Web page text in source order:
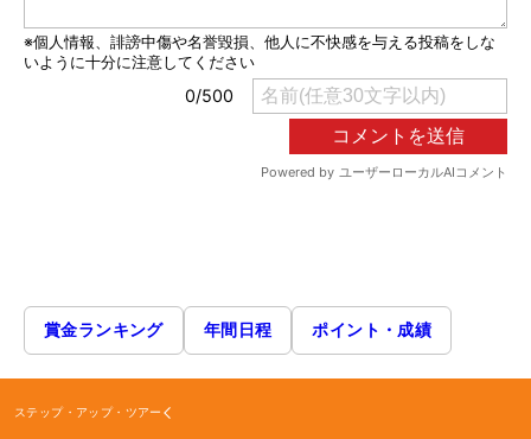
賞金ランキング 年間日程 ポイント・成績
ステップ・アップ・ツアー